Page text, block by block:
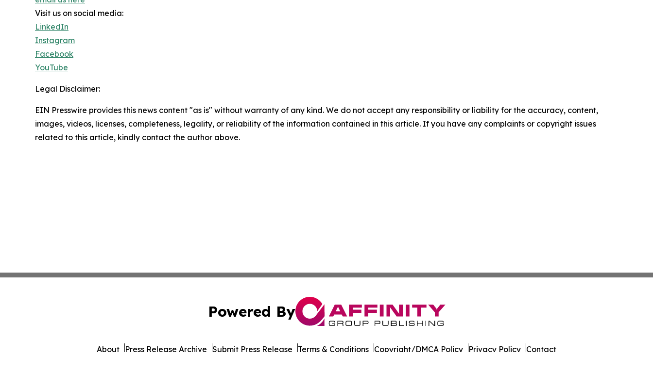
Visit us on social media:
LinkedIn
Instagram
Facebook
YouTube
Legal Disclaimer:
EIN Presswire provides this news content "as is" without warranty of any kind. We do not accept any responsibility or liability for the accuracy, content,
images, videos, licenses, completeness, legality, or reliability of the information contained in this article. If you have any complaints or copyright issues
related to this article, kindly contact the author above.
Powered By
About Press Release Archive Submit Press Release Terms & Conditions Copyright/DMCA Policy Privacy Policy Contact